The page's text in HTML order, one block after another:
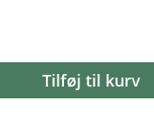
Tilføj til kurv